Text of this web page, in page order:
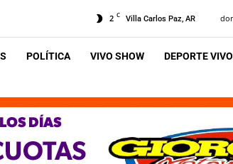
2 C Villa Carlos Paz, AR
POLÍTICA VIVO SHOW DEPORTE VIVO